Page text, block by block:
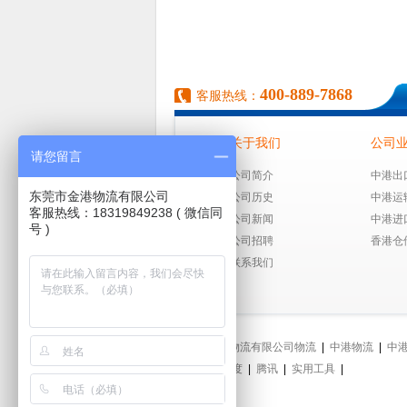
客服热线： 400-889-7868
关于我们
公司简介
公司历史
公司新闻
公司招聘
联系我们
公司
中港出
中港运
中港进
香港仓
东莞市金港物流有限公司物流 中港物流
中
担运输|百度 腾讯 实用工具
请您留言
东莞市金港物流有限公司
客服热线：18319849238 ( 微信同
号 )